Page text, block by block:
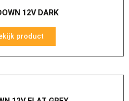
12V DARK
product